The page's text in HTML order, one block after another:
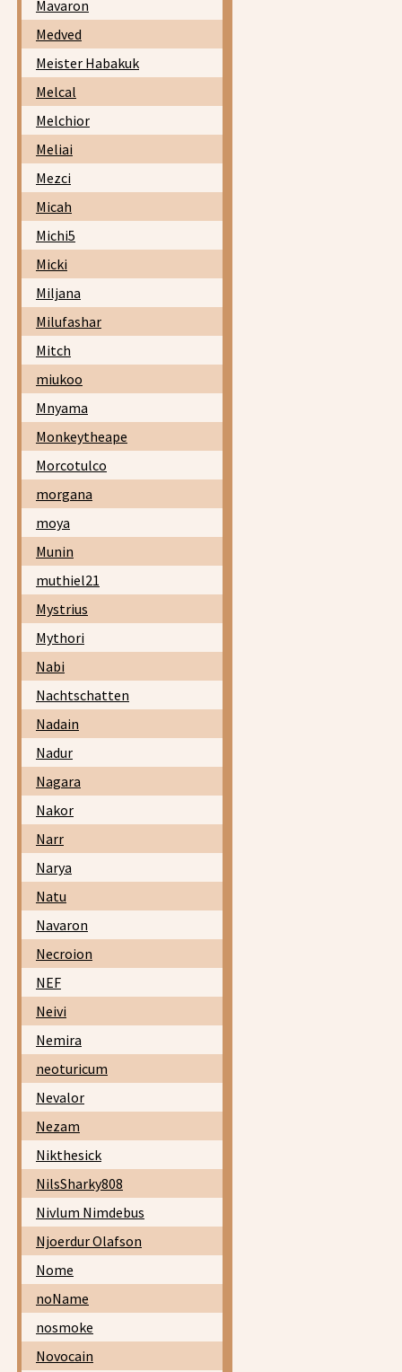
Mavaron
Medved
Meister Habakuk
Melcal
Melchior
Meliai
Mezci
Micah
Michi5
Micki
Miljana
Milufashar
Mitch
miukoo
Mnyama
Monkeytheape
Morcotulco
morgana
moya
Munin
muthiel21
Mystrius
Mythori
Nabi
Nachtschatten
Nadain
Nadur
Nagara
Nakor
Narr
Narya
Natu
Navaron
Necroion
NEF
Neivi
Nemira
neoturicum
Nevalor
Nezam
Nikthesick
NilsSharky808
Nivlum Nimdebus
Njoerdur Olafson
Nome
noName
nosmoke
Novocain